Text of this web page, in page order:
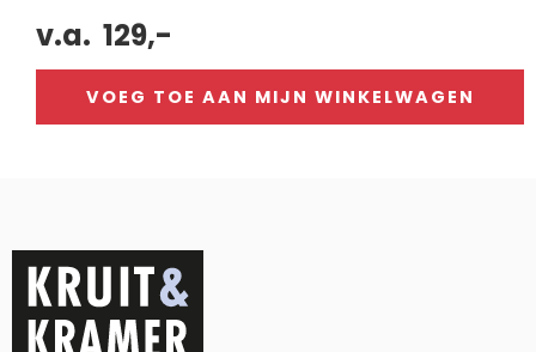
v.a. 129,-
VOEG TOE AAN MIJN WINKELWAGEN